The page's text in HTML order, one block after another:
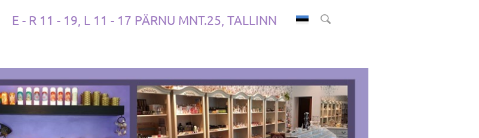
E - R 11 - 19, L 11 - 17 PÄRNU MNT.25, TALLINN